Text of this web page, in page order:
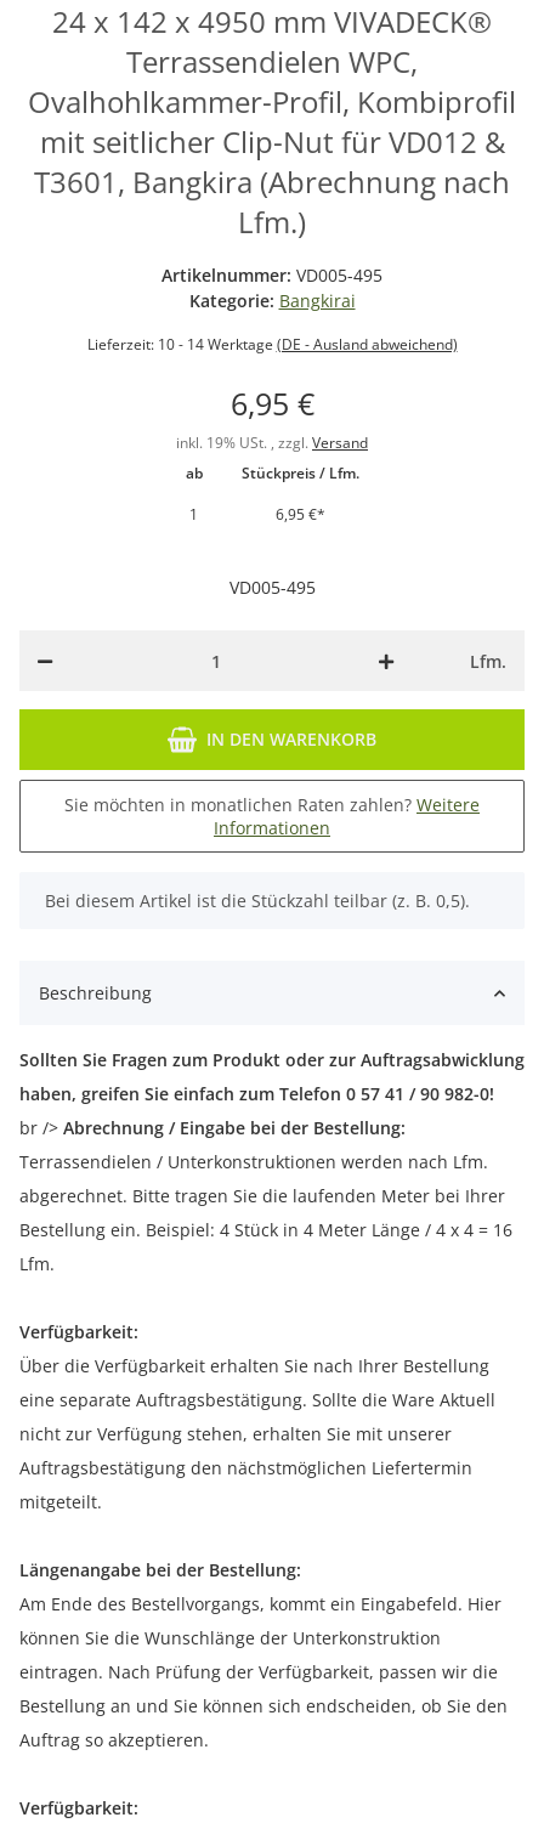
24 x 142 x 4950 mm VIVADECK®
Terrassendielen WPC,
Ovalhohlkammer-Profil, Kombiprofil
mit seitlicher Clip-Nut für VD012 &
T3601, Bangkira (Abrechnung nach
Lfm.)
Artikelnummer: VD005-495
Kategorie: Bangkirai
Lieferzeit: 10 - 14 Werktage (DE - Ausland abweichend)
6,95 €
inkl. 19% USt. , zzgl. Versand
ab
Stückpreis / Lfm.
1
6,95 €*
VD005-495
Lfm.
IN DEN WARENKORB
Sie möchten in monatlichen Raten zahlen? Weitere
Informationen
x
Bei diesem Artikel ist die Stückzahl teilbar (z. B. 0,5).
Beschreibung
Sollten Sie Fragen zum Produkt oder zur Auftragsabwicklung
haben, greifen Sie einfach zum Telefon 0 57 41 / 90 982-0!
br /> Abrechnung / Eingabe bei der Bestellung:
Terrassendielen / Unterkonstruktionen werden nach Lfm.
abgerechnet. Bitte tragen Sie die laufenden Meter bei Ihrer
Bestellung ein. Beispiel: 4 Stück in 4 Meter Länge / 4 x 4 = 16
Lfm.
Verfügbarkeit:
Über die Verfügbarkeit erhalten Sie nach Ihrer Bestellung
eine separate Auftragsbestätigung. Sollte die Ware Aktuell
nicht zur Verfügung stehen, erhalten Sie mit unserer
Auftragsbestätigung den nächstmöglichen Liefertermin
mitgeteilt.
Längenangabe bei der Bestellung:
Am Ende des Bestellvorgangs, kommt ein Eingabefeld. Hier
können Sie die Wunschlänge der Unterkonstruktion
eintragen. Nach Prüfung der Verfügbarkeit, passen wir die
Bestellung an und Sie können sich endscheiden, ob Sie den
Auftrag so akzeptieren.
Verfügbarkeit: